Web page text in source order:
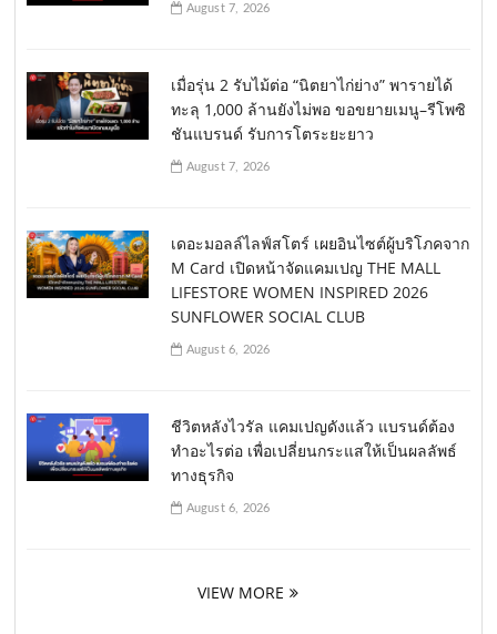
August 7, 2026
เมื่อรุ่น 2 รับไม้ต่อ “นิตยาไก่ย่าง” พารายได้
ทะลุ 1,000 ล้านยังไม่พอ ขอขยายเมนู–รีโพซิ
ชันแบรนด์ รับการโตระยะยาว
August 7, 2026
เดอะมอลล์ไลฟ์สโตร์ เผยอินไซต์ผู้บริโภคจาก
M Card เปิดหน้าจัดแคมเปญ THE MALL
LIFESTORE WOMEN INSPIRED 2026
SUNFLOWER SOCIAL CLUB
August 6, 2026
ชีวิตหลังไวรัล แคมเปญดังแล้ว แบรนด์ต้อง
ทำอะไรต่อ เพื่อเปลี่ยนกระแสให้เป็นผลลัพธ์
ทางธุรกิจ
August 6, 2026
VIEW MORE